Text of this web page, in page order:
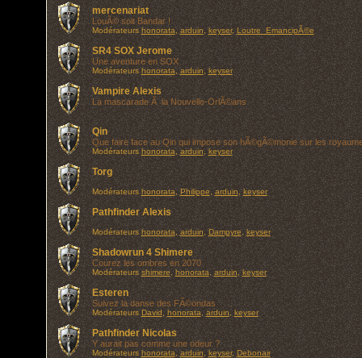
mercenariat
LouÃ© soit Bandar !
Modérateurs honorata ,arduin ,keyser,Loutre_EmancipÃ©e
SR4 SOX Jerome
Une aventure en SOX
Modérateurs honorata ,arduin ,keyser
Vampire Alexis
La mascarade Ã la Nouvelle-OrlÃ©ans
Qin
Que faire face au Qin qui impose son hÃ©gÃ©monie sur les
Modérateurs honorata ,arduin ,keyser
Torg
Modérateurs honorata ,Philippe arduin,keyser
Pathfinder Alexis
Modérateurs honorata ,arduin ,Dampyre, keyser
Shadowrun 4 Shimere
Courez les ombres en 2070
Modérateurs shimere,honorata, arduin,keyser
Esteren
Suivez la danse des FÃ©ondas
Modérateurs David honorata arduin keyser
Pathfinder Nicolas
Y aurait pas comme une odeur ?
Modérateurs honorata ,arduin ,keyser,Debonair